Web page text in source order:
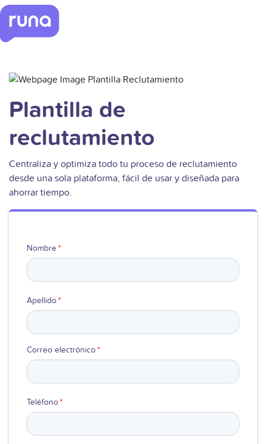
Plantilla de
reclutamiento
Centraliza y optimiza todo tu proceso de reclutamiento
desde una sola plataforma, fácil de usar y diseñada para
ahorrar tiempo.
Nombre*
Apellido*
Correo electrónico*
Teléfono*